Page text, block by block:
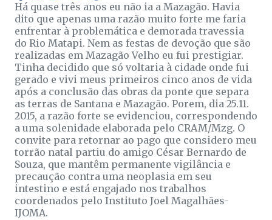
Há quase três anos eu não ia a Mazagão. Havia
dito que apenas uma razão muito forte me faria
enfrentar à problemática e demorada travessia
do Rio Matapi. Nem as festas de devoção que são
realizadas em Mazagão Velho eu fui prestigiar.
Tinha decidido que só voltaria à cidade onde fui
gerado e vivi meus primeiros cinco anos de vida
após a conclusão das obras da ponte que separa
as terras de Santana e Mazagão. Porem, dia 25.11.
2015, a razão forte se evidenciou, correspondendo
a uma solenidade elaborada pelo CRAM/Mzg. O
convite para retornar ao pago que considero meu
torrão natal partiu do amigo César Bernardo de
Souza, que mantêm permanente vigilância e
precaução contra uma neoplasia em seu
intestino e está engajado nos trabalhos
coordenados pelo Instituto Joel Magalhães-
IJOMA.